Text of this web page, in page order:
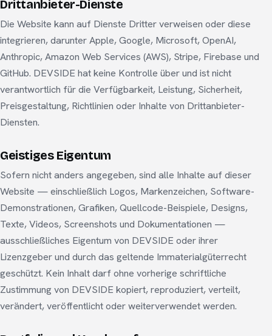
Drittanbieter-Dienste
Die Website kann auf Dienste Dritter verweisen oder diese
integrieren, darunter Apple, Google, Microsoft, OpenAI,
Anthropic, Amazon Web Services (AWS), Stripe, Firebase und
GitHub. DEVSIDE hat keine Kontrolle über und ist nicht
verantwortlich für die Verfügbarkeit, Leistung, Sicherheit,
Preisgestaltung, Richtlinien oder Inhalte von Drittanbieter-
Diensten.
Geistiges Eigentum
Sofern nicht anders angegeben, sind alle Inhalte auf dieser
Website — einschließlich Logos, Markenzeichen, Software-
Demonstrationen, Grafiken, Quellcode-Beispiele, Designs,
Texte, Videos, Screenshots und Dokumentationen —
ausschließliches Eigentum von DEVSIDE oder ihrer
Lizenzgeber und durch das geltende Immaterialgüterrecht
geschützt. Kein Inhalt darf ohne vorherige schriftliche
Zustimmung von DEVSIDE kopiert, reproduziert, verteilt,
verändert, veröffentlicht oder weiterverwendet werden.